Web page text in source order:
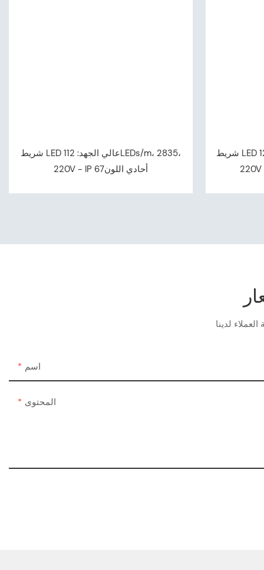
شريط LED عالي الجهد: 112LEDs/m، 2835،
220V - IP أحادي اللون67
شريط LED عالي الجهد: 120LEDs/m، 2835،
اسم
المحتوى